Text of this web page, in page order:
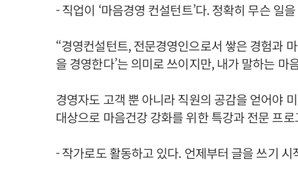
- 직업이 ‘마음경영 컨설턴트’다. 정확히 무슨 일
“경영컨설턴트, 전문경영인으로서 쌓은 경험과
을 경영한다’는 의미로 쓰이지만, 내가 말하는 마
경영자도 고객 뿐 아니라 직원의 공감을 얻어야
대상으로 마음건강 강화를 위한 특강과 전문 프
- 작가로도 활동하고 있다. 언제부터 글을 쓰기 시